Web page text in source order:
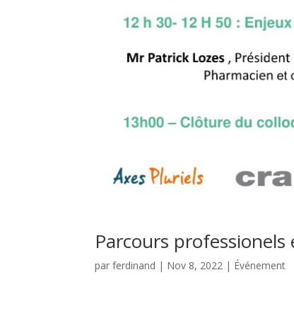
Parcours professionels
parferdinand | Nov 8, 2022 | Événement